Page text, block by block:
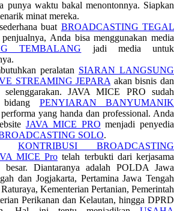
punya waktu bakal menontonnya. Siapkan
minat mereka.
buat BROADCASTING TEGAL
Anda bisa menggunakan media
TEMBALANG jadi media untuk
peralatan SIARAN LANGSUNG
STREAMING JEPARA akan bisnis dan
JAVA MICE PRO sudah
bidang PENYIARAN BANYUMANIK
yang handa dan professional. Anda
JAVA MICE PRO menjadi penyedia
SOLO.
KONTRIBUSI BROADCASTING
MICE Pro telah terbukti dari kerjasama
besar. Diantaranya adalah POLDA Jawa
dan Jogjakarta, Pertamina Jawa Tengah
Kementerian Pertanian, Pemerintah
Perikanan dan Kelautan, hingga DPRD